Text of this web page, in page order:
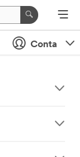
Conta